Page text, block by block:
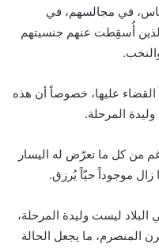
في مجالسهم، في
أُسقِطت عنهم جنسيتهم
القضاء عليها، خصوصاً أن هذه
المرحلة.
من كل ما تعرّض له اليسار
موجوداً حيّاً يُرزق.
ليست وليدة المرحلة،
المنصرم، ما يجعل الحالة